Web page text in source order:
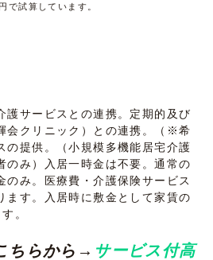
で試算しています。
護サービスとの連携。定期的及び
会クリニック）との連携。（※希
の提供。（小規模多機能居宅介護
み）入居一時金は不要。通常の
のみ。医療費・介護保険サービス
ます。入居時に敷金として家賃の
。
ちらから→ サービス付高